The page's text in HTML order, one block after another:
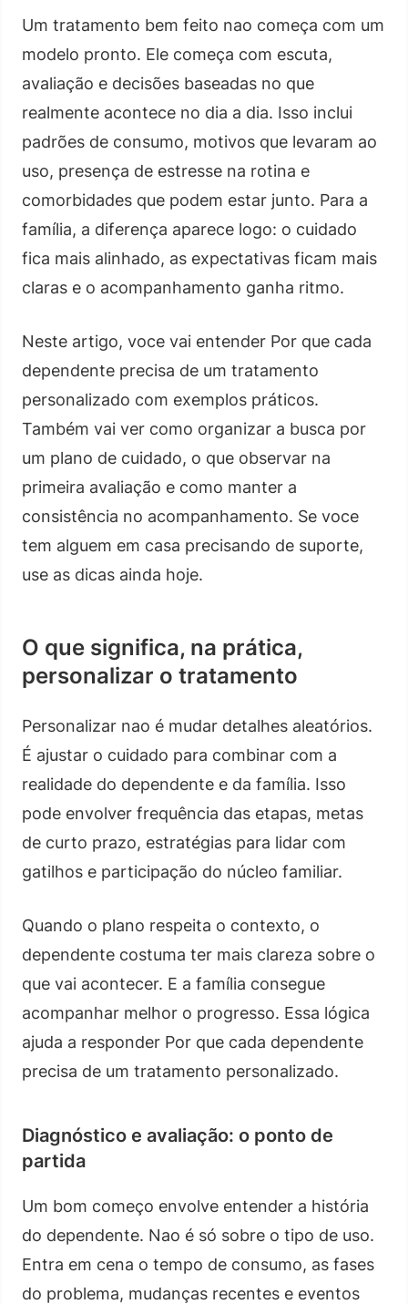
Um tratamento bem feito nao começa com um
modelo pronto. Ele começa com escuta,
avaliação e decisões baseadas no que
realmente acontece no dia a dia. Isso inclui
padrões de consumo, motivos que levaram ao
uso, presença de estresse na rotina e
comorbidades que podem estar junto. Para a
família, a diferença aparece logo: o cuidado
fica mais alinhado, as expectativas ficam mais
claras e o acompanhamento ganha ritmo.
Neste artigo, voce vai entender Por que cada
dependente precisa de um tratamento
personalizado com exemplos práticos.
Também vai ver como organizar a busca por
um plano de cuidado, o que observar na
primeira avaliação e como manter a
consistência no acompanhamento. Se voce
tem alguem em casa precisando de suporte,
use as dicas ainda hoje.
O que significa, na prática,
personalizar o tratamento
Personalizar nao é mudar detalhes aleatórios.
É ajustar o cuidado para combinar com a
realidade do dependente e da família. Isso
pode envolver frequência das etapas, metas
de curto prazo, estratégias para lidar com
gatilhos e participação do núcleo familiar.
Quando o plano respeita o contexto, o
dependente costuma ter mais clareza sobre o
que vai acontecer. E a família consegue
acompanhar melhor o progresso. Essa lógica
ajuda a responder Por que cada dependente
precisa de um tratamento personalizado.
Diagnóstico e avaliação: o ponto de
partida
Um bom começo envolve entender a história
do dependente. Nao é só sobre o tipo de uso.
Entra em cena o tempo de consumo, as fases
do problema, mudanças recentes e eventos